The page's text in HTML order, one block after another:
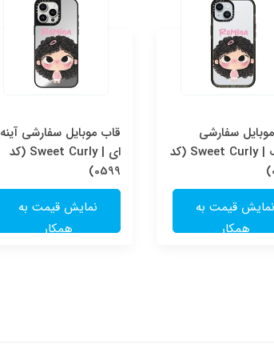
سفارشی
شفاف | Sweet Curly (کد
نمایش قیمت به
همکار
قاب موبایل سفارشی آینه
ای | Sweet Curly (کد
0599)
نمایش قیمت به
همکار